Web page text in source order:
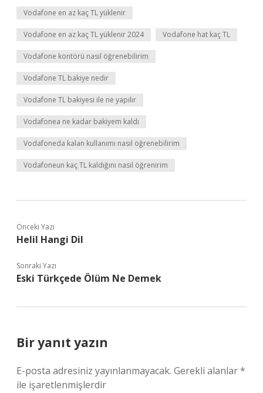
Vodafone en az kaç TL yüklenir
Vodafone en az kaç TL yüklenir 2024 Vodafone hat kaç TL
Vodafone kontörü nasıl öğrenebilirim
Vodafone TL bakiye nedir
Vodafone TL bakiyesi ile ne yapılır
Vodafonea ne kadar bakiyem kaldı
Vodafoneda kalan kullanımı nasıl öğrenebilirim
Vodafoneun kaç TL kaldığını nasıl öğrenirim
Önceki Yazı
Helil Hangi Dil
Sonraki Yazı
Eski Türkçede Ölüm Ne Demek
Bir yanıt yazın
E-posta adresiniz yayınlanmayacak. Gerekli alanlar*
ile işaretlenmişlerdir